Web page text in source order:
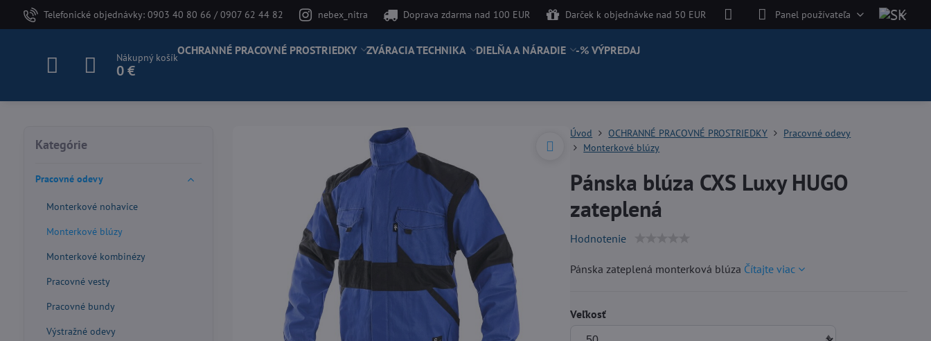
Telefonické objednávky: 0903 40 80 66 / 0907 62 44 82 nebex_nitra Doprava zdarma nad 100 EUR Darček k objednávke nad 50 EUR Panel používateľa
Nákupný košík
0 €
OCHRANNÉ PRACOVNÉ PROSTRIEDKY ZVÁRACIA TECHNIKA DIELŇA A NÁRADIE -% VÝPREDAJ
Úvod OCHRANNÉ PRACOVNÉ PROSTRIEDKY
Pracovné odevy
Monterkové blúzy
Pánska blúza CXS Luxy HUGO
zateplená
Hodnotenie
Pánska zateplená monterková blúza Čítajte viac
Veľkosť
Kategórie
Pracovné odevy
Monterkové nohavice
Monterkové blúzy
Monterkové kombinézy
Pracovné vesty
Pracovné bundy
Výstražné odevy